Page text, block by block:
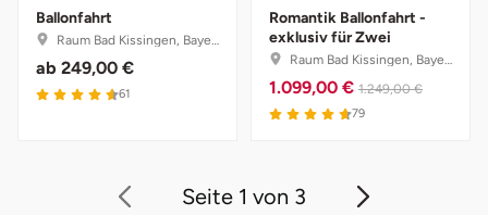
Ballonfahrt
Raum Bad Kissingen, Bayern
ab 249,00 €
61
Romantik Ballonfahrt -
exklusiv für Zwei
Raum Bad Kissingen, Bayern
1.099,00 € 1.249,00 €
79
Seite 1 von 3